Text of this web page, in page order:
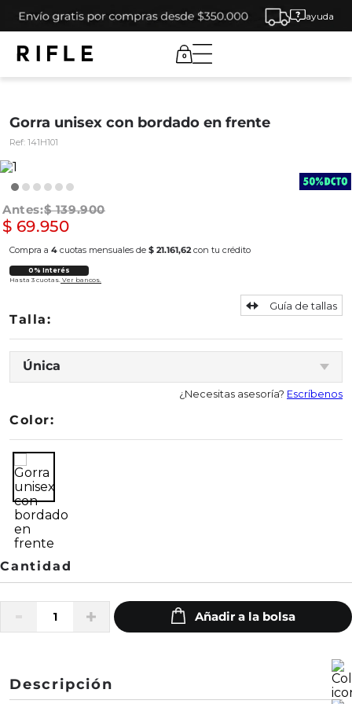
ayuda
0
Gorra unisex con bordado en frente
Ref: 141H101
$ 139.900
$ 69.950
Compra a 4 cuotas mensuales de $ 21.161,62 con tu crédito
0% Interés
Hasta 3 cuotas. Ver bancos.
Única
Guía de tallas
¿Necesitas asesoría? Escríbenos
Color:
Descripción